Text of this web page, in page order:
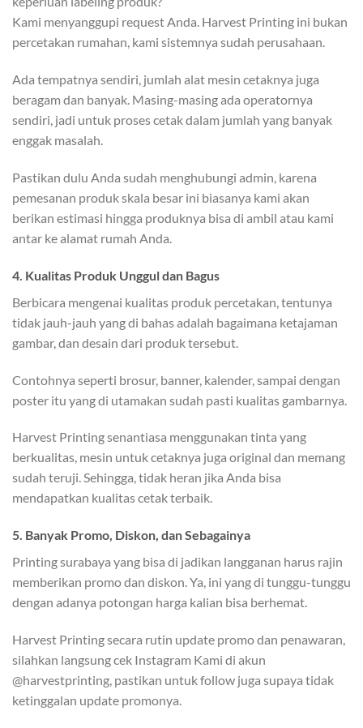
Kami menyanggupi request Anda. Harvest Printing ini bukan
percetakan rumahan, kami sistemnya sudah perusahaan.
Ada tempatnya sendiri, jumlah alat mesin cetaknya juga
beragam dan banyak. Masing-masing ada operatornya
sendiri, jadi untuk proses cetak dalam jumlah yang banyak
enggak masalah.
Pastikan dulu Anda sudah menghubungi admin, karena
pemesanan produk skala besar ini biasanya kami akan
berikan estimasi hingga produknya bisa di ambil atau kami
antar ke alamat rumah Anda.
4. Kualitas Produk Unggul dan Bagus
Berbicara mengenai kualitas produk percetakan, tentunya
tidak jauh-jauh yang di bahas adalah bagaimana ketajaman
gambar, dan desain dari produk tersebut.
Contohnya seperti brosur, banner, kalender, sampai dengan
poster itu yang di utamakan sudah pasti kualitas gambarnya.
Harvest Printing senantiasa menggunakan tinta yang
berkualitas, mesin untuk cetaknya juga original dan memang
sudah teruji. Sehingga, tidak heran jika Anda bisa
mendapatkan kualitas cetak terbaik.
5. Banyak Promo, Diskon, dan Sebagainya
Printing surabaya yang bisa di jadikan langganan harus rajin
memberikan promo dan diskon. Ya, ini yang di tunggu-tunggu
dengan adanya potongan harga kalian bisa berhemat.
Harvest Printing secara rutin update promo dan penawaran,
silahkan langsung cek Instagram Kami di akun
@harvestprinting, pastikan untuk follow juga supaya tidak
ketinggalan update promonya.